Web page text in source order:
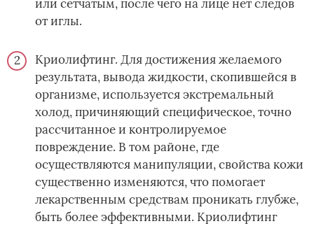
или сетчатым, после чего на лице нет следов
от иглы.
Криолифтинг. Для достижения желаемого
результата, вывода жидкости, скопившейся в
организме, используется экстремальный
холод, причиняющий специфическое, точно
рассчитанное и контролируемое
повреждение. В том районе, где
осуществляются манипуляции, свойства кожи
существенно изменяются, что помогает
лекарственным средствам проникать глубже,
быть более эффективными. Криолифтинг